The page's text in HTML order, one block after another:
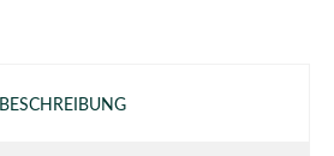
BESCHREIBUNG